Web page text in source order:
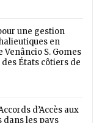
une gestion
en
S. Gomes
États côtiers de
d’Accès aux
dans les pays